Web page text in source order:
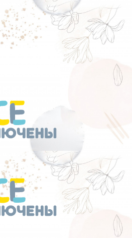
Перейти
к
содержанию